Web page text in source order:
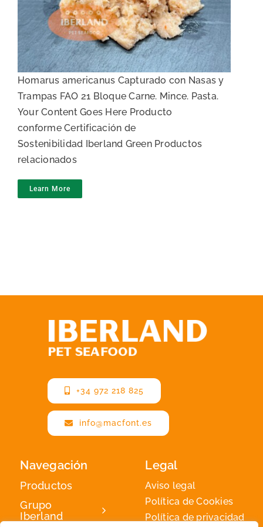
Carne de bogavante
Homarus americanus Capturado con Nasas y
Trampas FAO 21 Bloque Carne. Mince. Pasta.
Your Content Goes Here Producto
conforme Certificación de
Sostenibilidad Iberland Green Productos
relacionados
Learn More
+34 972 218 825
info@macfont.es
Navegación
Productos
Grupo
Iberland
Legal
Aviso legal
Política de Cookies
Política de privacidad